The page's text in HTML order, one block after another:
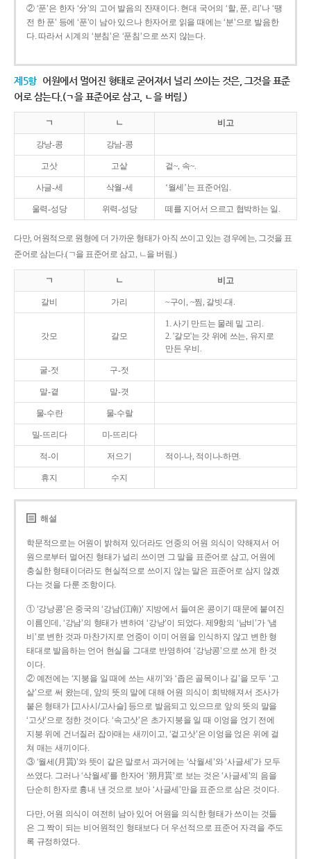
② ‘푼’은 한자 ‘分’의 고어 발음의 잔재이다. 현대 국어의 ‘할, 푼, 리’나 ‘땡
전 한 푼’ 등에 ‘푼’이 남아 있으나 한자어로 읽을 때에는 ‘분’으로 발음한
다. 따라서 시계의 ‘분침’은 ‘푼침’으로 쓰지 않는다.
제5항 어원에서 멀어진 형태로 굳어져서 널리 쓰이는 것은, 그것을 표준
어로 삼는다.(ㄱ을 표준어로 삼고, ㄴ을 버림.)
ㄱ ㄴ 비고
강낭-콩 강남-콩
고삿 고샅 겉~, 속~.
사글-세 삭월-세 ‘월세’는 표준어임.
울력-성당 위력-성당 떼를 지어서 으르고 협박하는 일.
다만, 어원적으로 원형에 더 가까운 형태가 아직 쓰이고 있는 경우에는, 그것을 표
준어로 삼는다.(ㄱ을 표준어로 삼고, ㄴ을 버림.)
ㄱ ㄴ 비고
갈비 가리 ~구이, ~찜, 갈빗-대.
갓모 갈모
1. 사기 만드는 물레 밑 고리.
2. '갈모'는 갓 위에 쓰는, 유지로
만든 우비.
굴-젓 구-젓
말-곁 말-겻
물-수란 물-수랄
밀-뜨리다 미-뜨리다
적-이 저으기 적이-나, 적이나-하면.
휴지 수지
해설
학문적으로는 어원이 밝혀져 있더라도 언중의 어원 의식이 약해져서 어
원으로부터 멀어진 형태가 널리 쓰이면 그 말을 표준어로 삼고, 어원에
충실한 형태이더라도 현실적으로 쓰이지 않는 말은 표준어로 삼지 않겠
다는 것을 다룬 조항이다.
① ‘강낭콩’은 중국의 ‘강남(江南)’ 지방에서 들여온 콩이기 때문에 붙여진
이름인데, ‘강남’의 형태가 변하여 ‘강낭’이 되었다. 제9항의 ‘남비’가 ‘냄
비’로 변한 것과 마찬가지로 언중이 이미 어원을 인식하지 않고 변한 형
태대로 발음하는 언어 현실을 그대로 반영하여 ‘강낭콩’으로 쓰게 한 것
이다.
② 예전에는 ‘지붕을 일 때에 쓰는 새끼’와 ‘좁은 골목이나 길’을 모두 ‘고
샅’으로 써 왔는데, 앞의 뜻의 말에 대해 어원 의식이 희박해져서 조사가
붙은 형태가 [고사시/고사슬] 등으로 발음되고 있으므로 앞의 뜻의 말을
‘고삿’으로 정한 것이다. ‘속고삿’은 초가지붕을 일 때 이엉을 얹기 전에
지붕 위에 건너질러 잡아매는 새끼이고, ‘겉고삿’은 이엉을 얹은 위에 걸
쳐 매는 새끼이다.
③ ‘월세(月貰)’와 뜻이 같은 말로서 과거에는 ‘삭월세’와 ‘사글세’가 모두
쓰였다. 그러나 ‘삭월세’를 한자어 ‘朔月貰’로 보는 것은 ‘사글세’의 음을
단순히 한자로 흉내 낸 것으로 보아 ‘사글세’만을 표준으로 삼은 것이다.
다만, 어원 의식이 여전히 남아 있어 어원을 의식한 형태가 쓰이는 것들
은 그 짝이 되는 비어원적인 형태보다 더 우선적으로 표준어 자격을 주도
록 규정하였다.